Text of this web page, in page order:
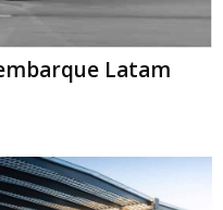
Latam